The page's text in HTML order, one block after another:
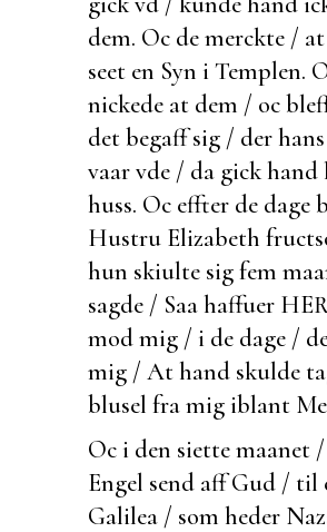
dem. Oc demerckte /
seet en Syn i Templen.
nickede at dem / oc
detbegaff sig / der
vaar vde / da gick
huss. Oc effter de dage
Hustru Elizabeth
hun skiulte sig fem
sagde / Saa haffuer
mod mig / i de dage /
mig / At hand skulde
blusel fra mig iblant
Oc i den siette maanet
Engel send aff Gud / til
Galilea / som heder